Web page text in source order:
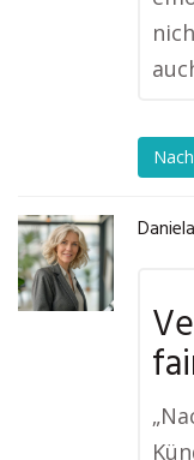
Daniela